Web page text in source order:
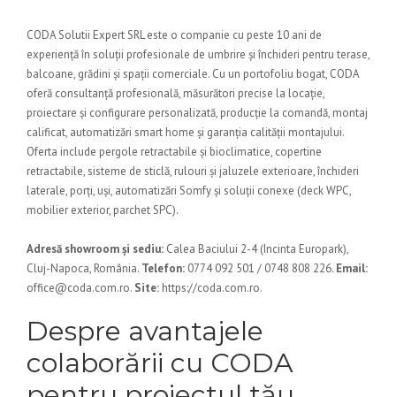
CODA Solutii Expert SRL este o companie cu peste 10 ani de
experiență în soluții profesionale de umbrire și închideri pentru terase,
balcoane, grădini și spații comerciale. Cu un portofoliu bogat, CODA
oferă consultanță profesională, măsurători precise la locație,
proiectare și configurare personalizată, producție la comandă, montaj
calificat, automatizări smart home și garanția calității montajului.
Oferta include pergole retractabile și bioclimatice, copertine
retractabile, sisteme de sticlă, rulouri și jaluzele exterioare, închideri
laterale, porți, uși, automatizări Somfy și soluții conexe (deck WPC,
mobilier exterior, parchet SPC).
Adresă showroom și sediu: Calea Baciului 2-4 (Incinta Europark),
Cluj-Napoca, România. Telefon: 0774 092 501 / 0748 808 226. Email:
office@coda.com.ro. Site: https://coda.com.ro.
Despre avantajele
colaborării cu CODA